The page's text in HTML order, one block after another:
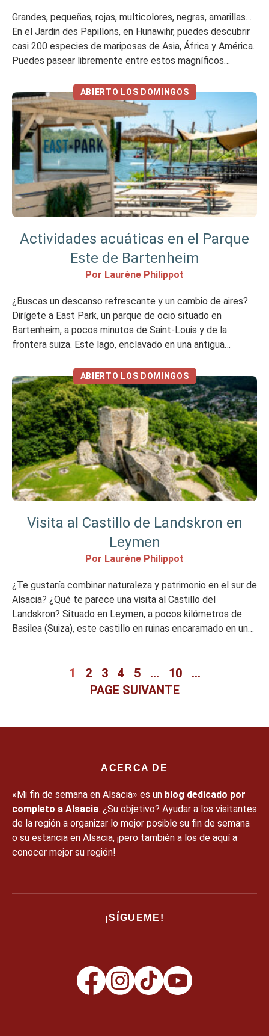
Grandes, pequeñas, rojas, multicolores, negras, amarillas…
En el Jardin des Papillons, en Hunawihr, puedes descubrir
casi 200 especies de mariposas de Asia, África y América.
Puedes pasear libremente entre estos magníficos
estanques y plantas polinizadoras y tropicales. Mi opinión
en resumen Me ha gustado No me […]
ABIERTO LOS DOMINGOS
Actividades acuáticas en el Parque
Este de Bartenheim
Por Laurène Philippot
¿Buscas un descanso refrescante y un cambio de aires?
Dirígete a East Park, un parque de ocio situado en
Bartenheim, a pocos minutos de Saint-Louis y de la
frontera suiza. Este lago, enclavado en una antigua
Una gran idea para una actividad con amigos, en familia o
[…]
ABIERTO LOS DOMINGOS
Visita al Castillo de Landskron en
Leymen
Por Laurène Philippot
¿Te gustaría combinar naturaleza y patrimonio en el sur de
Alsacia? ¿Qué te parece una visita al Castillo del
Landskron? Situado en Leymen, a pocos kilómetros de
Basilea (Suiza), este castillo en ruinas encaramado en una
1 2 3 4 5 … 10
…
PAGE SUIVANTE
ACERCA DE
«Mi fin de semana en Alsacia» es un blog dedicado por
completo a Alsacia. ¿Su objetivo? Ayudar a los visitantes
de la región a organizar lo mejor posible su fin de semana
o su estancia en Alsacia, ¡pero también a los de aquí a
conocer mejor su región!
¡SÍGUEME!